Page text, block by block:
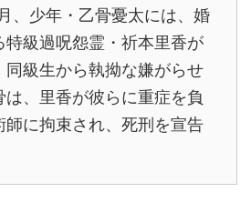
、少年・乙骨憂太には、婚
特級過呪怨霊・祈本里香が
同級生から執拗な嫌がらせ
は、里香が彼らに重症を負
師に拘束され、死刑を宣告